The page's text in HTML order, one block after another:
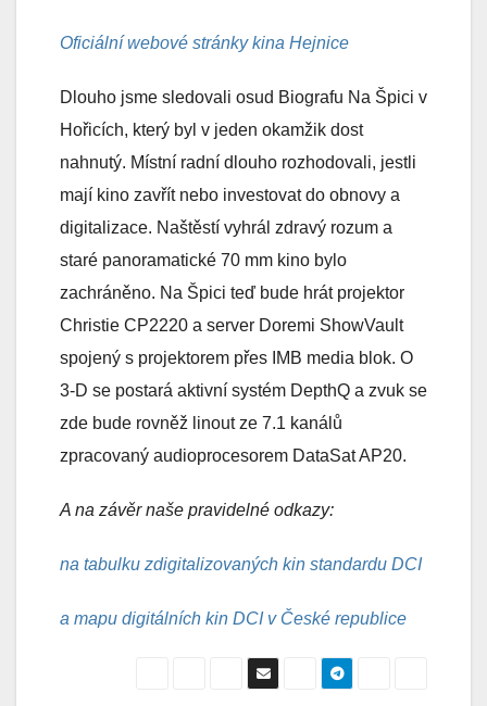
Oficiální webové stránky kina Hejnice
Dlouho jsme sledovali osud Biografu Na Špici v
Hořicích, který byl v jeden okamžik dost
nahnutý. Místní radní dlouho rozhodovali, jestli
mají kino zavřít nebo investovat do obnovy a
digitalizace. Naštěstí vyhrál zdravý rozum a
staré panoramatické 70 mm kino bylo
zachráněno. Na Špici teď bude hrát projektor
Christie CP2220 a server Doremi ShowVault
spojený s projektorem přes IMB media blok. O
3-D se postará aktivní systém DepthQ a zvuk se
zde bude rovněž linout ze 7.1 kanálů
zpracovaný audioprocesorem DataSat AP20.
A na závěr naše pravidelné odkazy:
na tabulku zdigitalizovaných kin standardu DCI
a mapu digitálních kin DCI v České republice